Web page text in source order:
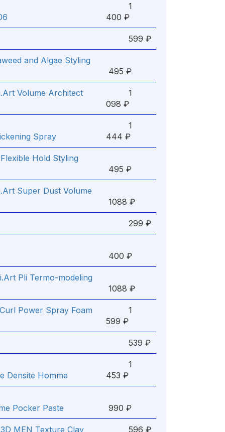
1
400 ₽
599 ₽
and Algae Styling
495 ₽
Volume Architect
1
098 ₽
Spray
1
444 ₽
Hold Styling
495 ₽
Super Dust Volume
1088 ₽
299 ₽
400 ₽
Pli Termo-modeling
1088 ₽
Power Spray Foam
1
599 ₽
539 ₽
Densite Homme
1
453 ₽
Pocker Paste 990 ₽
MEN Texture Clay 596 ₽